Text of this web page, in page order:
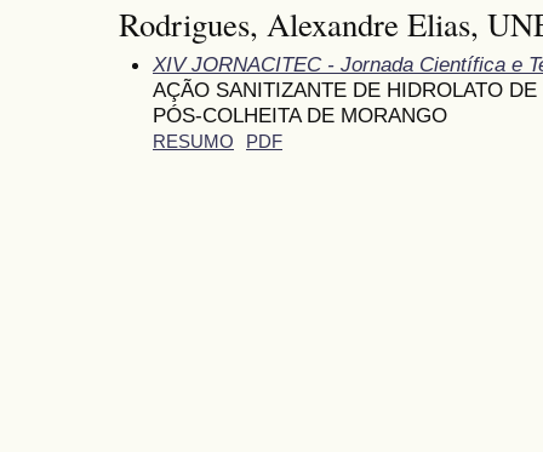
Rodrigues, Alexandre Elias,
XIV JORNACITEC - Jornada Científica e
AÇÃO SANITIZANTE DE HIDROLATO
PÓS-COLHEITA DE MORANGO
RESUMO PDF